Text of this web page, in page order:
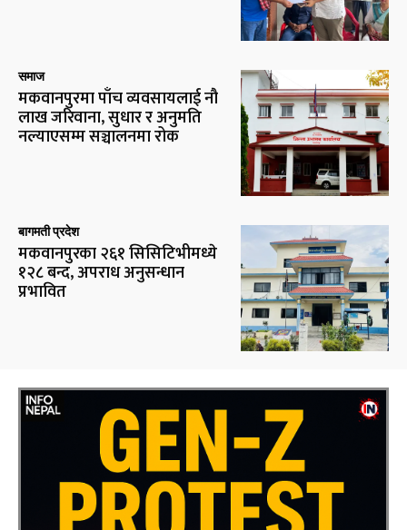
समाज
मकवानपुरमा पाँच व्यवसायलाई नौ
लाख जरिवाना, सुधार र अनुमति
नल्याएसम्म सञ्चालनमा रोक
बागमती प्रदेश
मकवानपुरका २६१ सिसिटिभीमध्ये
१२८ बन्द, अपराध अनुसन्धान
प्रभावित